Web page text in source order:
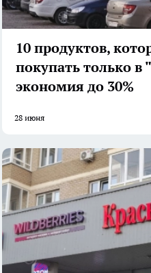
10 продуктов,
покупать только в
экономия до 30%
28 июня